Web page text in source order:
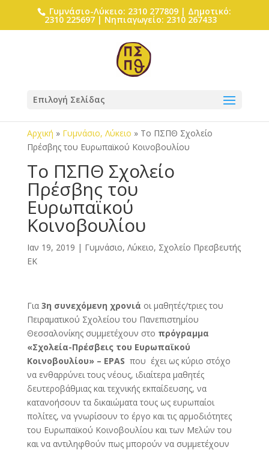
Γυμνάσιο-Λύκειο: 2310 277809 | Δημοτικό:
2310 225697 | Νηπιαγωγείο: 2310 267433
Επιλογή Σελίδας
Αρχική » Γυμνάσιο, Λύκειο » Το ΠΣΠΘ Σχολείο
Πρέσβης του Ευρωπαϊκού Κοινοβουλίου
Το ΠΣΠΘ Σχολείο
Πρέσβης του
Ευρωπαϊκού
Κοινοβουλίου
Ιαν 19, 2019 | Γυμνάσιο, Λύκειο, Σχολείο Πρεσβευτής
ΕΚ
Για 3η συνεχόμενη χρονιά οι μαθητές/τριες του
Πειραματικού Σχολείου του Πανεπιστημίου
Θεσσαλονίκης συμμετέχουν στο πρόγραμμα
«Σχολεία-Πρέσβεις του Ευρωπαϊκού
Κοινοβουλίου» – EPAS που έχει ως κύριο στόχο
να ενθαρρύνει τους νέους, ιδιαίτερα μαθητές
δευτεροβάθμιας και τεχνικής εκπαίδευσης, να
κατανοήσουν τα δικαιώματα τους ως ευρωπαίοι
πολίτες, να γνωρίσουν το έργο και τις αρμοδιότητες
του Ευρωπαϊκού Κοινοβουλίου και των Μελών του
και να αντιληφθούν πως μπορούν να συμμετέχουν